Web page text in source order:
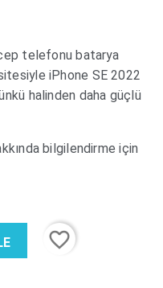
telefonu batarya
iPhone SE 2022
halinden daha güçlü
bilgilendirme için
favorite_border